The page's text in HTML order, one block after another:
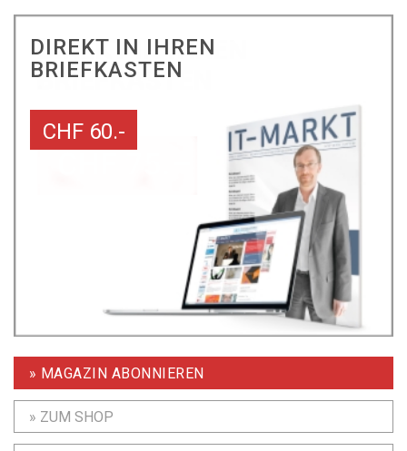
DIREKT IN IHREN
BRIEFKASTEN
CHF 60.-
» MAGAZIN ABONNIEREN
» ZUM SHOP